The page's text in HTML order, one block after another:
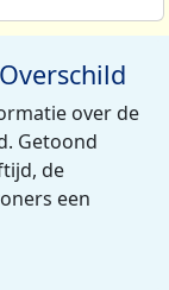
over de
Getoond
de
een